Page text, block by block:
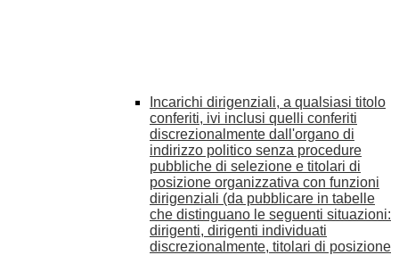
Incarichi dirigenziali, a qualsiasi titolo
conferiti, ivi inclusi quelli conferiti
discrezionalmente dall'organo di
indirizzo politico senza procedure
pubbliche di selezione e titolari di
posizione organizzativa con funzioni
dirigenziali (da pubblicare in tabelle
che distinguano le seguenti situazioni:
dirigenti, dirigenti individuati
discrezionalmente, titolari di posizione